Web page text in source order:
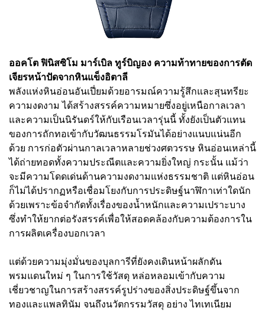
ออคโต ฟินิสซิโม มาร์เบิล ทูร์บิญอง ความท้าทายของการตัด
เจียรหน้าปัดจากหินแข็งอิตาลี
พลังแห่งหินอ่อนอันเปี่ยมด้วยอารมณ์ความรู้สึกและสุนทรียะ
ความงดงาม ได้สร้างสรรค์ความหมายซึ่งอยู่เหนือกาลเวลา
และความเป็นนิรันดร์ให้กับเรือนเวลารุ่นนี้ ทั้งยังเป็นตัวแทน
ของการถักทอเข้ากับวัฒนธรรมโรมันได้อย่างแนบแน่นอีก
ด้วย การก่อตัวผ่านกาลเวลาหลายช่วงศตวรรษ หินอ่อนเหล่านี้
ได้ถ่ายทอดทั้งความประณีตและความยิ่งใหญ่ กระนั้น แม้ว่า
จะมีความโดดเด่นด้านความงดงามแห่งธรรมชาติ แต่หินอ่อน
ก็ไม่ได้ปรากฏหรือเชื่อมโยงกับการประดิษฐ์นาฬิกาเท่าใดนัก
ด้วยเพราะข้อจำกัดทั้งเรื่องของน้ำหนักและความเปราะบาง
ซึ่งทำให้ยากต่อรังสรรค์เพื่อให้สอดคล้องกับความต้องการใน
การผลิตเครื่องบอกเวลา
แต่ด้วยความมุ่งมั่นของบุลการีที่ยังคงเดินหน้าผลักดัน
พรมแดนใหม่ ๆ ในการใช้วัสดุ หล่อหลอมเข้ากับความ
เชี่ยวชาญในการสร้างสรรค์รูปร่างของสิ่งประดิษฐ์ขึ้นจาก
ทองและแพลทินัม จนถึงนวัตกรรมวัสดุ อย่าง ไทเทเนียม